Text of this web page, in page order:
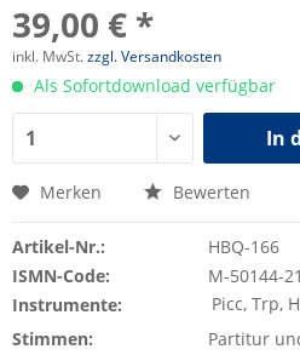
39,00 € *
inkl. MwSt.zzgl. Versandkosten
Als Sofortdownload verfügbar
In
Merken Bewerten
Artikel-Nr.:
HBQ-166
ISMN-Code:
M-50144-
Instrumente:
Picc, Trp,
Stimmen:
Partitur